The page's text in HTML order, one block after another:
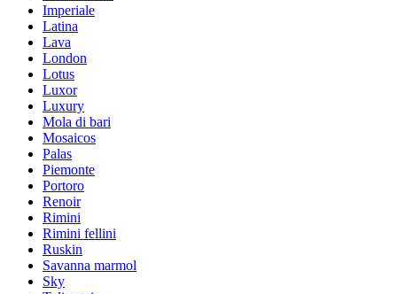
Imperiale
Latina
Lava
London
Lotus
Luxor
Luxury
Mola di bari
Mosaicos
Palas
Piemonte
Portoro
Renoir
Rimini
Rimini fellini
Ruskin
Savanna marmol
Sky